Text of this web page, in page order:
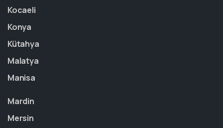
Kocaeli
Konya
Kütahya
Malatya
Manisa
Mardin
Mersin